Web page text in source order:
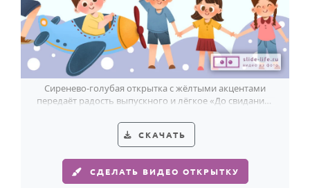
Сиренево-голубая открытка с жёлтыми акцентами
передаёт радость выпускного и лёгкое «До свидания»
СКАЧАТЬ
СДЕЛАТЬ ВИДЕО ОТКРЫТКУ